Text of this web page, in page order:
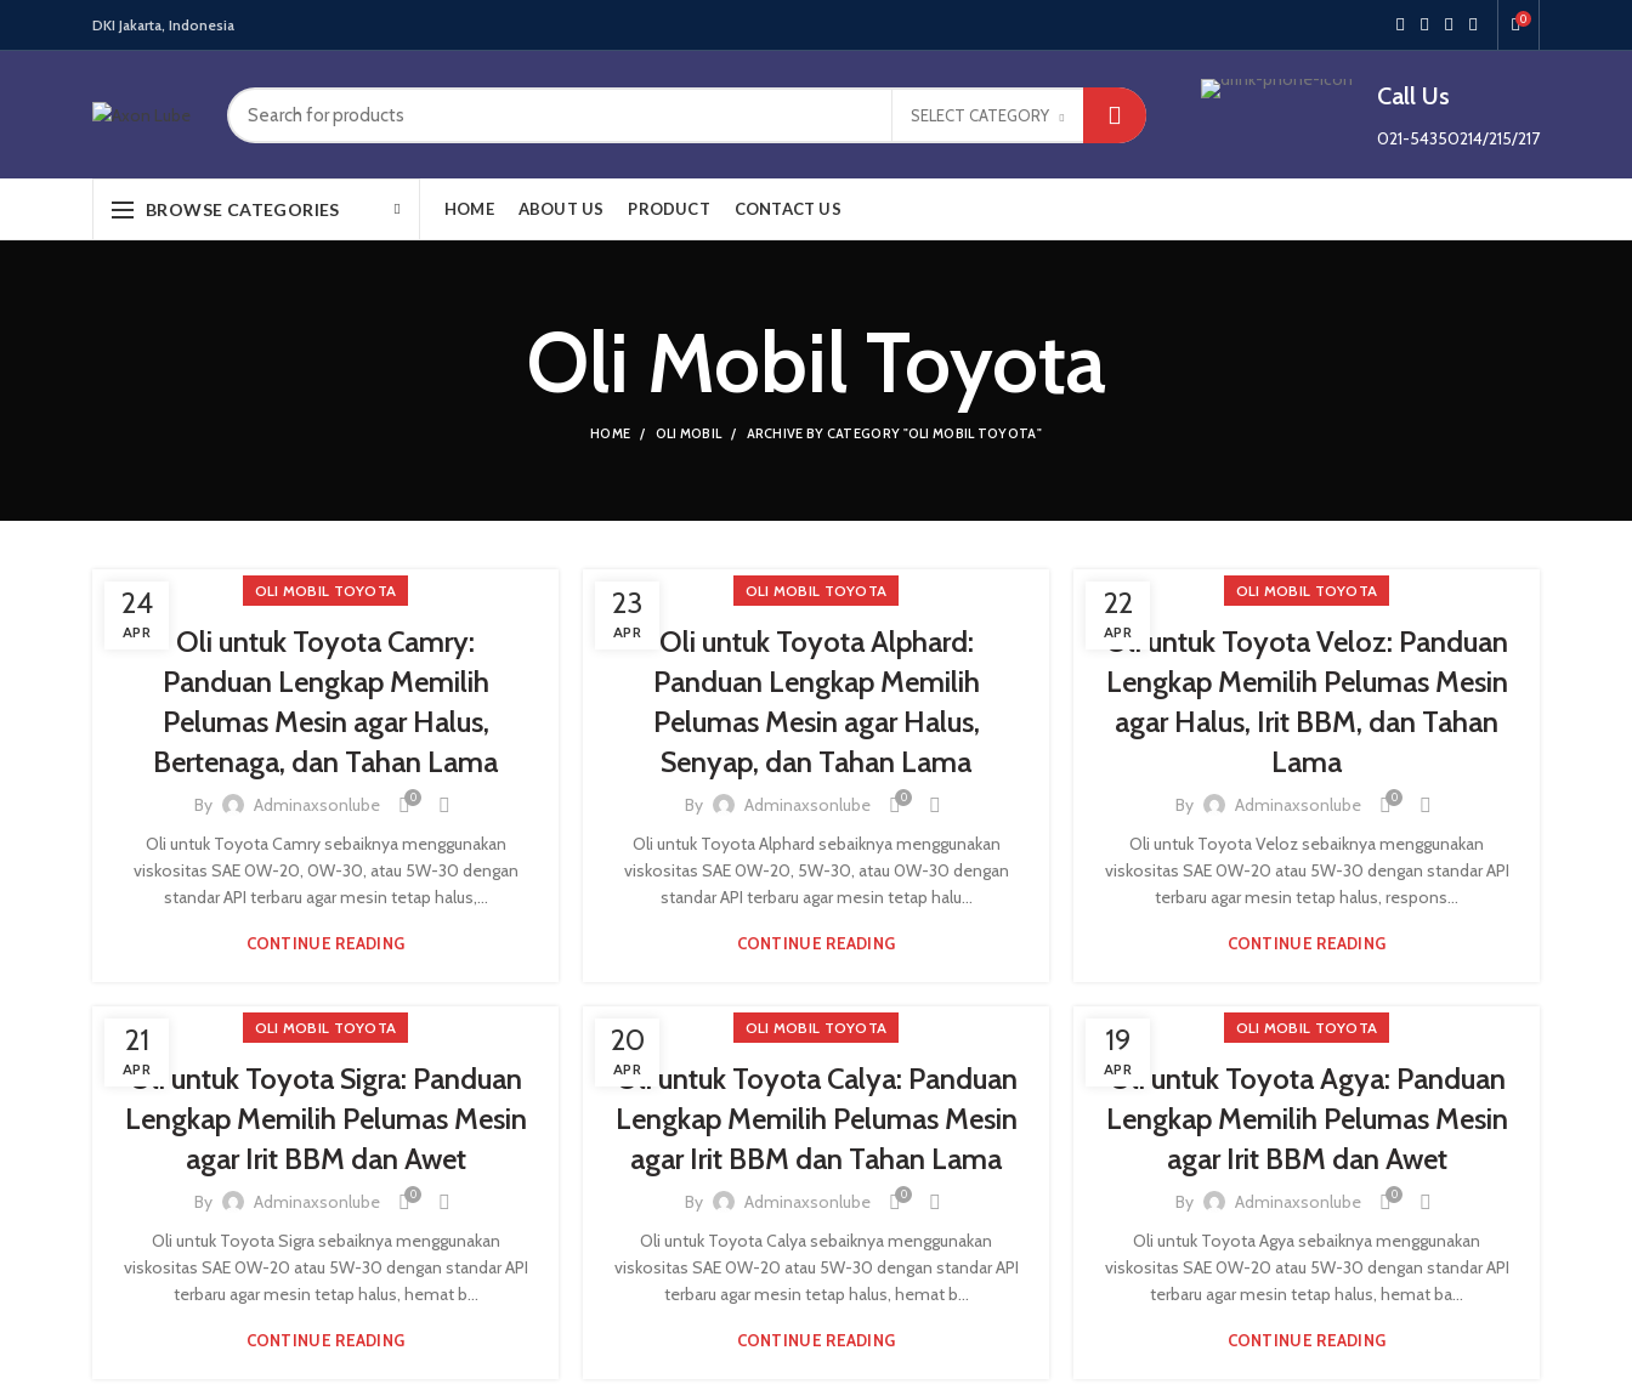
DKI Jakarta, Indonesia 0
SELECT CATEGORY
Call Us
021-54350214/215/217
BROWSE CATEGORIES HOME ABOUT US PRODUCT CONTACT US
Oli Mobil Toyota
HOME OLI MOBIL ARCHIVE BY CATEGORY "OLI MOBIL TOYOTA"
24
APR
OLI MOBIL TOYOTA
Oli untuk Toyota Camry:
Panduan Lengkap Memilih
Pelumas Mesin agar Halus,
Bertenaga, dan Tahan Lama
By Adminaxsonlube 0
Oli untuk Toyota Camry sebaiknya menggunakan
viskositas SAE 0W-20, 0W-30, atau 5W-30 dengan
standar API terbaru agar mesin tetap halus,...
CONTINUE READING
23
APR
OLI MOBIL TOYOTA
Oli untuk Toyota Alphard:
Panduan Lengkap Memilih
Pelumas Mesin agar Halus,
Senyap, dan Tahan Lama
By Adminaxsonlube 0
Oli untuk Toyota Alphard sebaiknya menggunakan
viskositas SAE 0W-20, 5W-30, atau 0W-30 dengan
standar API terbaru agar mesin tetap halu...
CONTINUE READING
22
APR
OLI MOBIL TOYOTA
Oli untuk Toyota Veloz: Panduan
Lengkap Memilih Pelumas Mesin
agar Halus, Irit BBM, dan Tahan
Lama
By Adminaxsonlube 0
Oli untuk Toyota Veloz sebaiknya menggunakan
viskositas SAE 0W-20 atau 5W-30 dengan standar API
terbaru agar mesin tetap halus, respons...
CONTINUE READING
21
APR
OLI MOBIL TOYOTA
Oli untuk Toyota Sigra: Panduan
Lengkap Memilih Pelumas Mesin
agar Irit BBM dan Awet
By Adminaxsonlube 0
Oli untuk Toyota Sigra sebaiknya menggunakan
viskositas SAE 0W-20 atau 5W-30 dengan standar API
terbaru agar mesin tetap halus, hemat b...
CONTINUE READING
20
APR
OLI MOBIL TOYOTA
Oli untuk Toyota Calya: Panduan
Lengkap Memilih Pelumas Mesin
agar Irit BBM dan Tahan Lama
By Adminaxsonlube 0
Oli untuk Toyota Calya sebaiknya menggunakan
viskositas SAE 0W-20 atau 5W-30 dengan standar API
terbaru agar mesin tetap halus, hemat b...
CONTINUE READING
19
APR
OLI MOBIL TOYOTA
Oli untuk Toyota Agya: Panduan
Lengkap Memilih Pelumas Mesin
agar Irit BBM dan Awet
By Adminaxsonlube 0
Oli untuk Toyota Agya sebaiknya menggunakan
viskositas SAE 0W-20 atau 5W-30 dengan standar API
terbaru agar mesin tetap halus, hemat ba...
CONTINUE READING